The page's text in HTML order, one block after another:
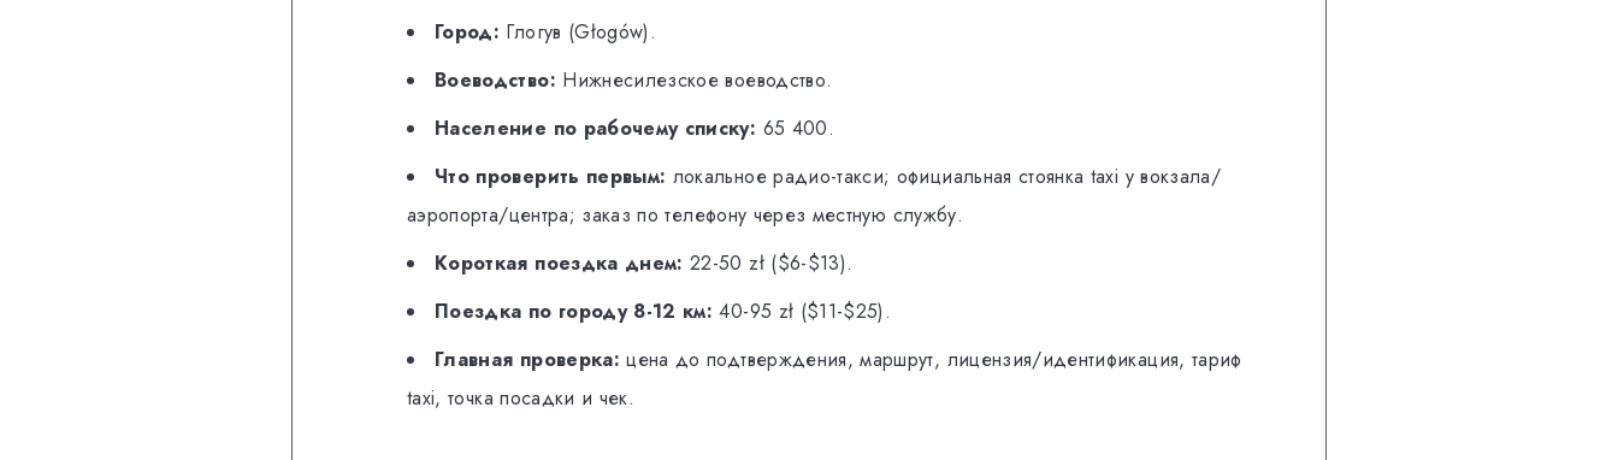
Город: Глогув (Głogów).
Воеводство: Нижнесилезское воеводство.
Население по рабочему списку: 65 400.
Что проверить первым: локальное радио-такси; официальная стоянка taxi у вокзала/
аэропорта/центра; заказ по телефону через местную службу.
Короткая поездка днем: 22-50 zł ($6-$13).
Поездка по городу 8-12 км: 40-95 zł ($11-$25).
Главная проверка: цена до подтверждения, маршрут, лицензия/идентификация, тариф
taxi, точка посадки и чек.